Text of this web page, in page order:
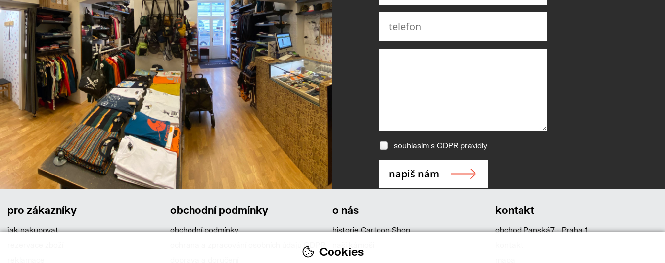
souhlasím sGDPR pravidly
pro zákazníky
jak nakupovat
obchodní podmínky
obchodní podmínky
ochrana a zpracování osobních údajů GDPR
o nás
historie Cartoon Shop
kontakt
obchod Panská7 - Praha 1
Cookies